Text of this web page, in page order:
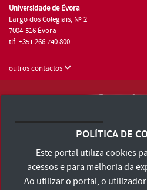
Universidade de Évora
Largo dos Colegiais, Nº 2
7004-516 Évora
tlf: +351 266 740 800
outros contactos
Consulte os Termos e Condições
Declaração de
POLÍTICA DE
Este portal utiliza cookies
acessos e para melhoria da
Ao utilizar o portal, o